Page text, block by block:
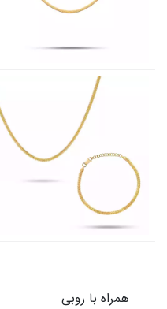
همراه با روبی